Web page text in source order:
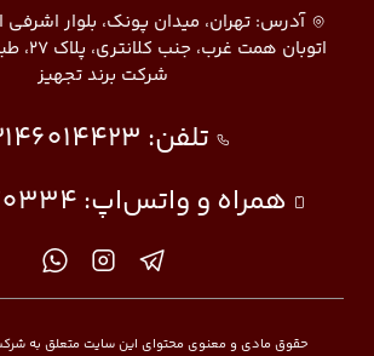
آدرس: تهران، میدان پونک، بلوار اشرفی
شرکت برند تجهیز
تلفن:
همراه و واتس‌اپ:
حقوق مادی و معنوی محتوای این سایت متعلق به